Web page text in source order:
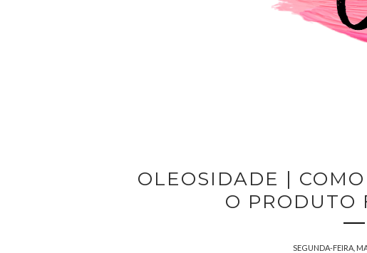
OLEOSIDADE |
O PRODUTO
SEGUNDA-FEIRA,